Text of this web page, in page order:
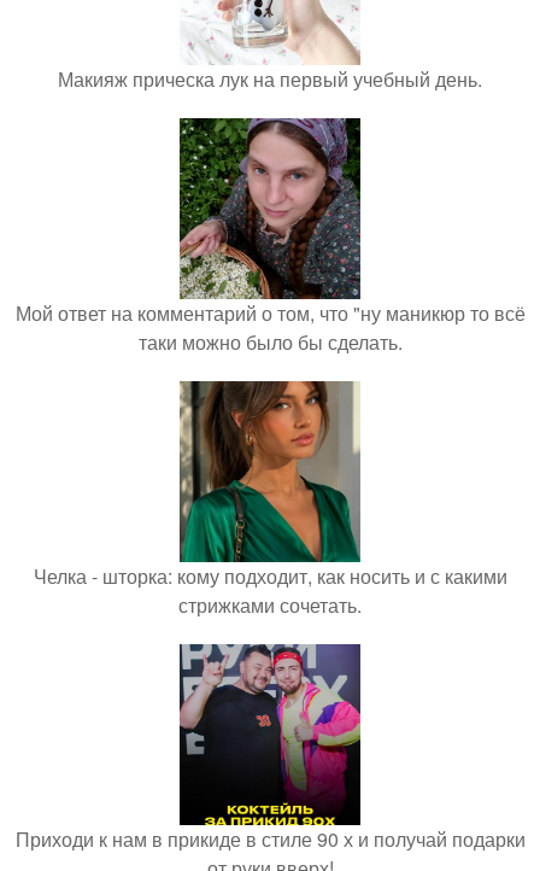
Макияж прическа лук на первый учебный день.
Мой ответ на комментарий о том, что "ну маникюр то всё
таки можно было бы сделать.
Челка - шторка: кому подходит, как носить и с какими
стрижками сочетать.
Приходи к нам в прикиде в стиле 90 х и получай подарки